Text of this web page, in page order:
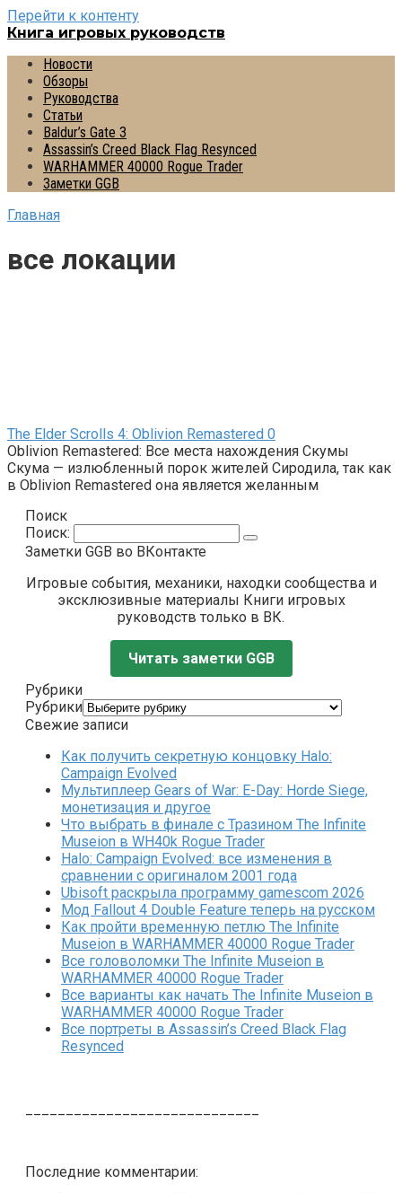
Перейти к контенту
Книга игровых руководств
Новости
Обзоры
Руководства
Статьи
Baldur’s Gate 3
Assassin’s Creed Black Flag Resynced
WARHAMMER 40000 Rogue Trader
Заметки GGB
Главная
все локации
The Elder Scrolls 4: Oblivion Remastered 0
Oblivion Remastered: Все места нахождения Скумы
Скума — излюбленный порок жителей Сиродила, так как
в Oblivion Remastered она является желанным
Поиск
Поиск:
Заметки GGB во ВКонтакте
Игровые события, механики, находки сообщества и
эксклюзивные материалы Книги игровых
руководств только в ВК.
Читать заметки GGB
Рубрики
Рубрики
Свежие записи
Как получить секретную концовку Halo:
Campaign Evolved
Мультиплеер Gears of War: E-Day: Horde Siege,
монетизация и другое
Что выбрать в финале с Тразином The Infinite
Museion в WH40k Rogue Trader
Halo: Campaign Evolved: все изменения в
сравнении с оригиналом 2001 года
Ubisoft раскрыла программу gamescom 2026
Мод Fallout 4 Double Feature теперь на русском
Как пройти временную петлю The Infinite
Museion в WARHAMMER 40000 Rogue Trader
Все головоломки The Infinite Museion в
WARHAMMER 40000 Rogue Trader
Все варианты как начать The Infinite Museion в
WARHAMMER 40000 Rogue Trader
Все портреты в Assassin’s Creed Black Flag
Resynced
Последние комментарии: